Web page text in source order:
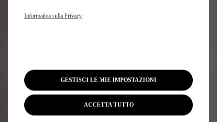
Configura e ordina
Contatta il tuo DS Store
Contattaci
Test drive
Newsletter
Informativa sulla Privacy
GESTISCI LE MIE IMPOSTAZIONI
ACCETTA TUTTO